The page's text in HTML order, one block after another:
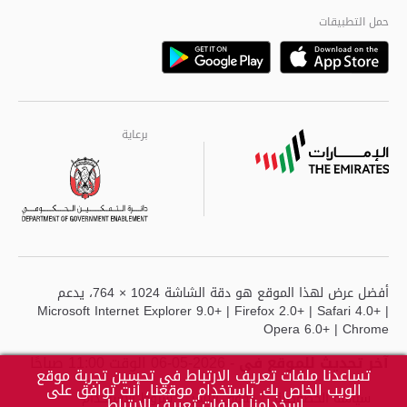
مراكز خدمة أبوظبى
حمل التطبيقات
Google
Playstore
برعاية
برعاية
أفضل عرض لهذا الموقع هو دقة الشاشة 1024 × 764، يدعم
Microsoft Internet Explorer 9.0+ | Firefox 2.0+ | Safari 4.0+ |
Opera 6.0+ | Chrome
آخر تحديث للموقع في- 2026-05-06 الوقت 11:00 صباحًا
سياسة الخصوصية حقوق النشر شروط الاستخدام
تساعدنا ملفات تعريف الارتباط في تحسين تجربة موقع
الويب الخاص بك. باستخدام موقعنا، أنت توافق على